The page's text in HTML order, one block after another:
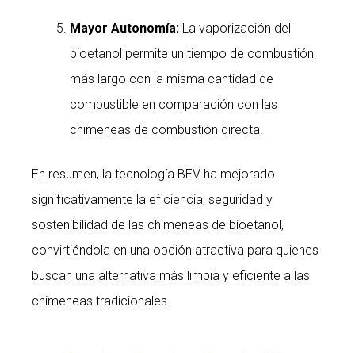
Mayor Autonomía: La vaporización del
bioetanol permite un tiempo de combustión
más largo con la misma cantidad de
combustible en comparación con las
chimeneas de combustión directa.
En resumen, la tecnología BEV ha mejorado
significativamente la eficiencia, seguridad y
sostenibilidad de las chimeneas de bioetanol,
convirtiéndola en una opción atractiva para quienes
buscan una alternativa más limpia y eficiente a las
chimeneas tradicionales.